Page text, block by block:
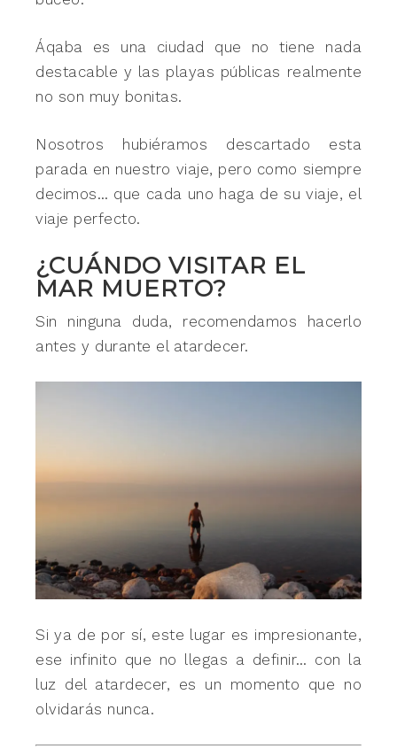
Áqaba es una ciudad que no tiene nada
destacable y las playas públicas realmente
no son muy bonitas.
Nosotros hubiéramos descartado esta
parada en nuestro viaje, pero como siempre
decimos… que cada uno haga de su viaje, el
viaje perfecto.
¿CUÁNDO VISITAR EL
MAR MUERTO?
Sin ninguna duda, recomendamos hacerlo
antes y durante el atardecer.
Si ya de por sí, este lugar es impresionante,
ese infinito que no llegas a definir… con la
luz del atardecer, es un momento que no
olvidarás nunca.